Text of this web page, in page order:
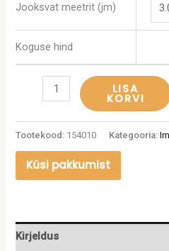
Jooksvat meetrit (jm)
Koguse hind
LISA
KORVI
Tootekood: 154010 Kategooria:
Küsi pakkumist
Kirjeldus